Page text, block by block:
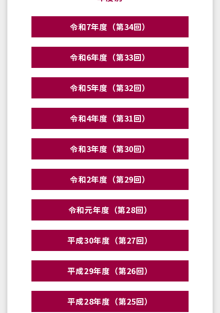
令和7年度（第34回）
令和6年度（第33回）
令和5年度（第32回）
令和4年度（第31回）
令和3年度（第30回）
令和2年度（第29回）
令和元年度（第28回）
平成30年度（第27回）
平成29年度（第26回）
平成28年度（第25回）